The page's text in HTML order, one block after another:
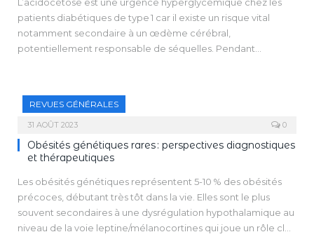
voie vers une véritable médecine de précision dans l’obésité
de l’enfant, pouvant éviter l’aggravation inéluctable de la
prise de poids, en particulier chez les enfants les plus
prédisposés.
patients diabétiques de type 1 car il existe un risque vital
notamment secondaire à un œdème cérébral,
potentiellement responsable de séquelles. Pendant
l’essai PECARN FLUID a clairement démontré qu’il n’existait
pas d’association entre les débits de perfusion et la survenue
de complications neurologiques aiguës ou à long terme. Des
discussions persistent pour savoir si le débit de perfusion doit
être adapté chez les patients obèses.
REVUES GÉNÉRALES
31 AOÛT 2023 0
Obésités génétiques rares : perspectives diagnostiques
et thérapeutiques
Les obésités génétiques représentent 5-10 % des obésités
précoces, débutant très tôt dans la vie. Elles sont le plus
souvent secondaires à une dysrégulation hypothalamique au
niveau de la voie leptine/mélanocortines qui joue un rôle clé